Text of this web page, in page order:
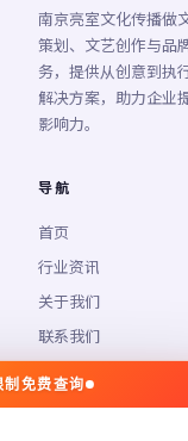
南京亮室文化传播做
策划、文艺创作与品
务，提供从创意到执
解决方案，助力企业
影响力。
导航
首页
行业资讯
关于我们
联系我们
© 2026 亮室文化传播 ·
免费查询